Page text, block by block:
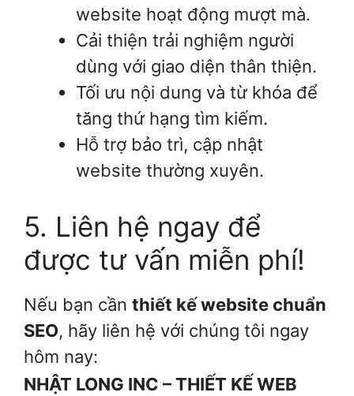
website hoạt động mượt mà.
Cải thiện trải nghiệm người
dùng với giao diện thân thiện.
Tối ưu nội dung và từ khóa để
tăng thứ hạng tìm kiếm.
Hỗ trợ bảo trì, cập nhật
website thường xuyên.
5. Liên hệ ngay để
được tư vấn miễn phí!
Nếu bạn cần thiết kế website chuẩn
SEO, hãy liên hệ với chúng tôi ngay
hôm nay:
NHẬT LONG INC – THIẾT KẾ WEB